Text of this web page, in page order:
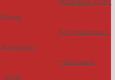
Юніор
Дослідник
МАН-
обласного етапу
Всеукраїнських
учнівських